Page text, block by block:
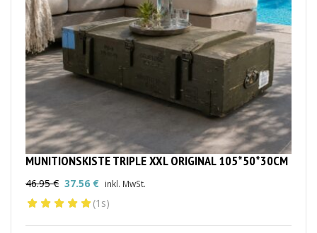
MUNITIONSKISTE TRIPLE XXL ORIGINAL 105*50*30CM
46.95€
Ursprünglicher
Preis
war:
37.56 €
Aktueller
Preis
ist:
inkl. MwSt.
(1s)